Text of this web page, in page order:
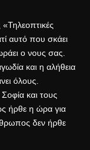
αυτό που σκάει
ο νους σας.
και η αλήθεια
όλους.
και τους
ήρθε η ώρα για
δεν ήρθε